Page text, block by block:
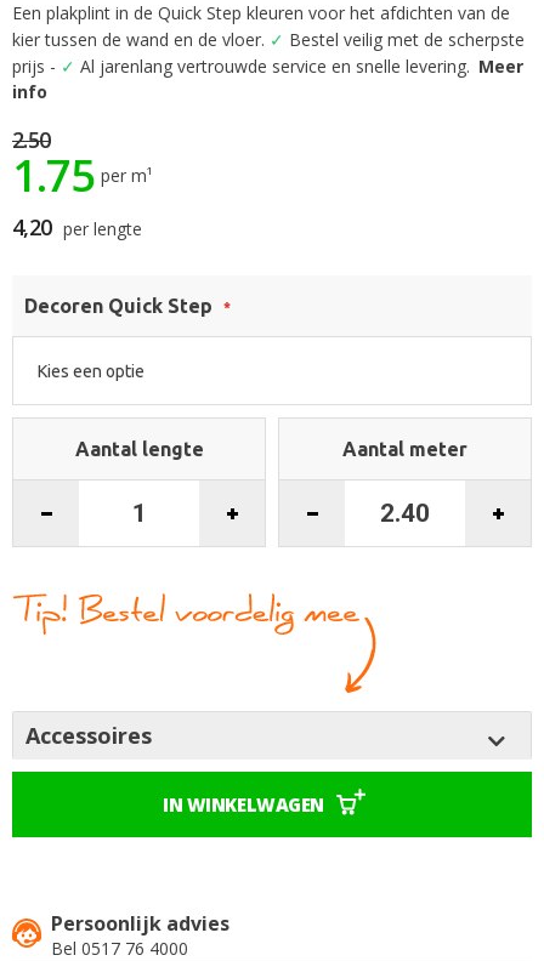
Ga
naar
het
begin
de
afbeeldingen-
gallerij
Een plakplint in de Quick Step kleuren voor het afdichten van de
kier tussen de wand en de vloer. ✓ Bestel veilig met de scherpste
prijs - ✓ Al jarenlang vertrouwde service en snelle levering. Meer
info
2.50
1.75 per m¹
4,20 per lengte
Decoren Quick Step
Aantal lengte Aantal meter
Accessoires
IN WINKELWAGEN
Persoonlijk advies
Bel 0517 76 4000